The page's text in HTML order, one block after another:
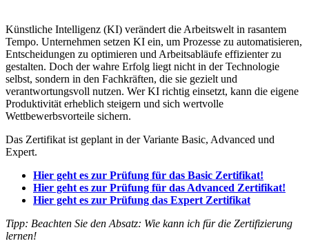
Künstliche Intelligenz (KI) verändert die Arbeitswelt in rasantem
Tempo. Unternehmen setzen KI ein, um Prozesse zu automatisieren,
Entscheidungen zu optimieren und Arbeitsabläufe effizienter zu
gestalten. Doch der wahre Erfolg liegt nicht in der Technologie
selbst, sondern in den Fachkräften, die sie gezielt und
verantwortungsvoll nutzen. Wer KI richtig einsetzt, kann die eigene
Produktivität erheblich steigern und sich wertvolle
Wettbewerbsvorteile sichern.
Das Zertifikat ist geplant in der Variante Basic, Advanced und
Expert.
Hier geht es zur Prüfung für das Basic Zertifikat!
Hier geht es zur Prüfung für das Advanced Zertifikat!
Hier geht es zur Prüfung das Expert Zertifikat
Tipp: Beachten Sie den Absatz: Wie kann ich für die Zertifizierung
lernen!